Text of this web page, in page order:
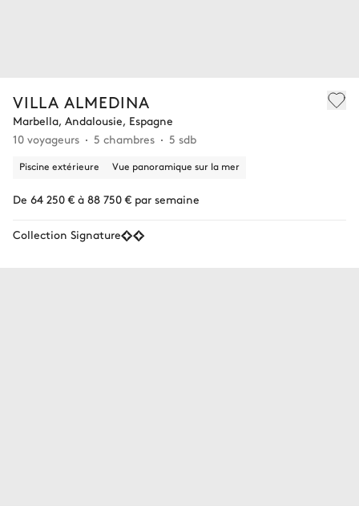
VILLA ALMEDINA
Marbella, Andalousie, Espagne
10 voyageurs
5 chambres 5 sdb
Piscine extérieure Vue panoramique sur la mer
De 64 250 € à 88 750 € par semaine
Collection Signature